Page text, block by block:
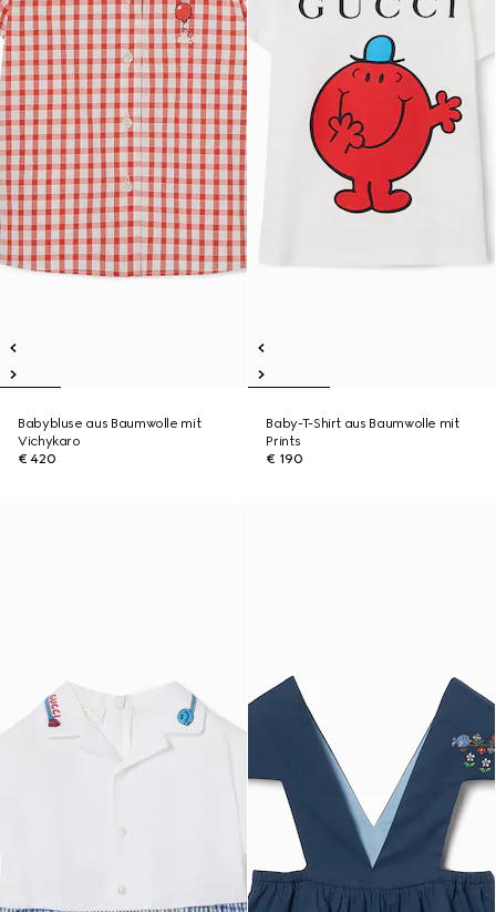
Babybluse aus Baumwolle mit
Vichykaro
€ 420
Baby-T-Shirt aus Baumwolle mit
Prints
€ 190